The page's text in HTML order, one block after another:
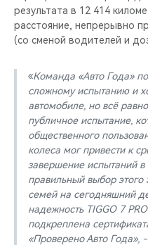
результата в 12 414
расстояние, непрерывно
(со сменой водителей и
«Команда «Авто Года»
сложному испытанию и
автомобиле, но всё
публичное испытание,
общественного
колеса мог привести к
завершение испытаний
правильный выбор этого
семей на сегодняшний
надежность TIGGO 7
подкреплена
«Проверено Авто Года», -